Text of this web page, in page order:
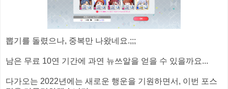
뽑기를 돌렸으나, 중복만 나왔네요.;;;
남은 무료 10연 기간에 과연 뉴쓰알을 얻을 수 있을까요...
다가오는 2022년에는 새로운 행운을 기원하면서, 이번 포스